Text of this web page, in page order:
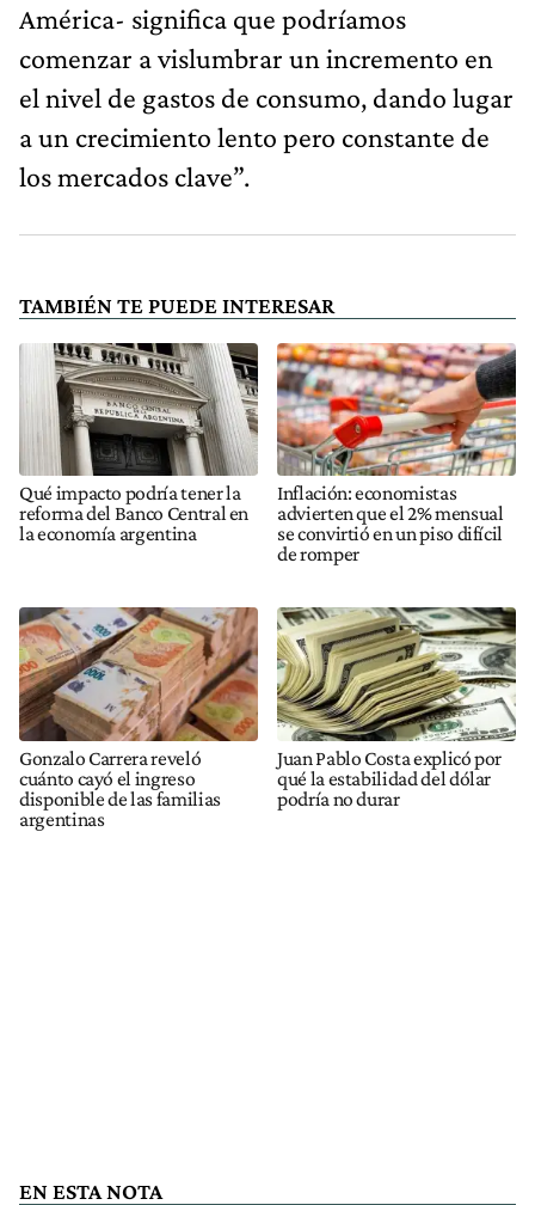
América- significa que podríamos
comenzar a vislumbrar un incremento en
el nivel de gastos de consumo, dando lugar
a un crecimiento lento pero constante de
los mercados clave”.
TAMBIÉN TE PUEDE INTERESAR
Qué impacto podría tener la
reforma del Banco Central en
la economía argentina
Inflación: economistas
advierten que el 2% mensual
se convirtió en un piso difícil
de romper
Gonzalo Carrera reveló
cuánto cayó el ingreso
disponible de las familias
argentinas
Juan Pablo Costa explicó por
qué la estabilidad del dólar
podría no durar
EN ESTA NOTA